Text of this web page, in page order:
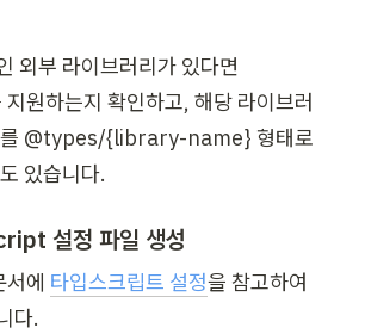
외부 라이브러리가 있다면
원하는지 확인하고, 해당 라이브러
를 @types/{library-name} 형태로
있습니다.
설정 파일 생성
에 타입스크립트 설정을 참고하여
다.